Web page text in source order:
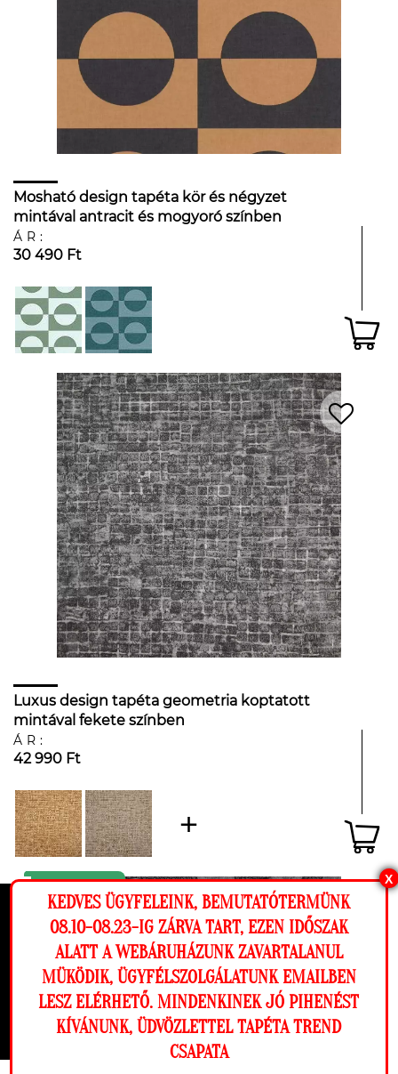
Ez a weboldal cookie-kat használ, hogy a
lehető legjobb élményt nyújtsa honlapunkon.
Beállítások
Elutasítom Engedélyezem
Mosható design tapéta kör és négyzet
mintával antracit és mogyoró színben
ÁR:
30 490 Ft
Luxus design tapéta geometria koptatott
mintával fekete színben
ÁR:
42 990 Ft
X
KEDVES ÜGYFELEINK, BEMUTATÓTERMÜNK
08.10-08.23-IG ZÁRVA TART, EZEN IDŐSZAK
ALATT A WEBÁRUHÁZUNK ZAVARTALANUL
MÜKÖDIK, ÜGYFÉLSZOLGÁLATUNK EMAILBEN
LESZ ELÉRHETŐ. MINDENKINEK JÓ PIHENÉST
KÍVÁNUNK, ÜDVÖZLETTEL TAPÉTA TREND
CSAPATAMegnézem a falamon